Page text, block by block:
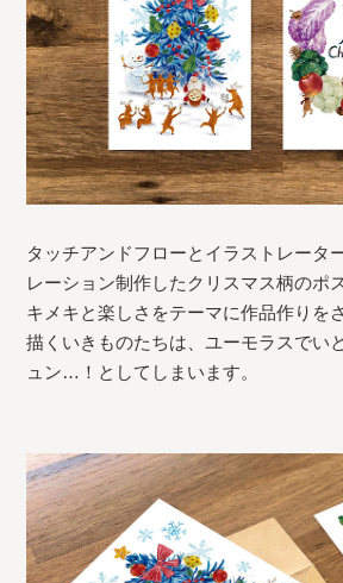
タッチアンドフローとイラストレータ
レーション制作したクリスマス柄のポ
キメキと楽しさをテーマに作品作りを
描くいきものたちは、ユーモラスでい
ュン…！としてしまいます。